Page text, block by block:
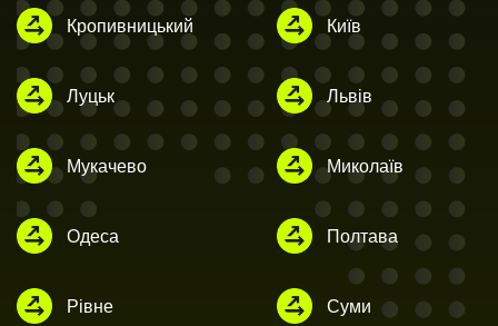
Кропивницький Київ
Луцьк Львів
Мукачево Миколаїв
Одеса Полтава
Рівне Суми